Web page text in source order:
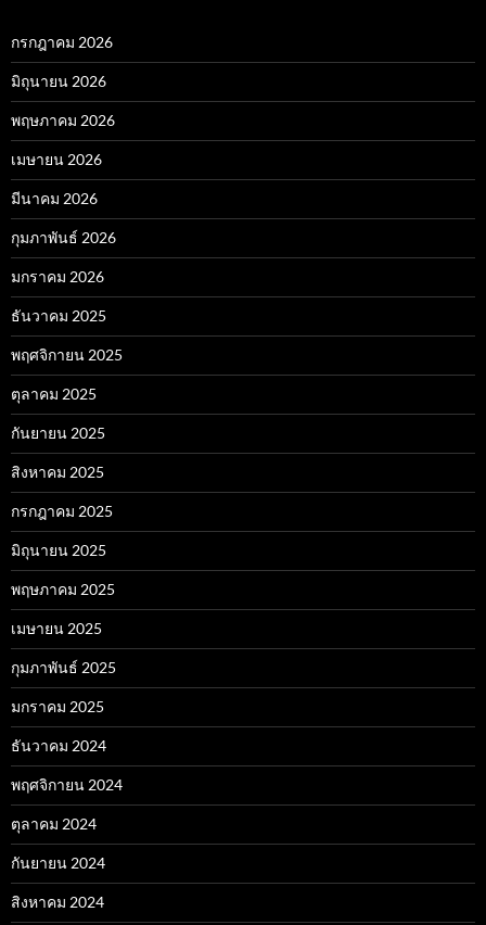
กรกฎาคม 2026
มิถุนายน 2026
พฤษภาคม 2026
เมษายน 2026
มีนาคม 2026
กุมภาพันธ์ 2026
มกราคม 2026
ธันวาคม 2025
พฤศจิกายน 2025
ตุลาคม 2025
กันยายน 2025
สิงหาคม 2025
กรกฎาคม 2025
มิถุนายน 2025
พฤษภาคม 2025
เมษายน 2025
กุมภาพันธ์ 2025
มกราคม 2025
ธันวาคม 2024
พฤศจิกายน 2024
ตุลาคม 2024
กันยายน 2024
สิงหาคม 2024